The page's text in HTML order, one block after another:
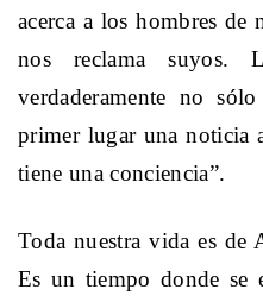
acerca a los hombres de
nos reclama suyos.
verdaderamente no
primer lugar una noticia
tiene una conciencia”.
Toda nuestra vida es
Es un tiempo donde se